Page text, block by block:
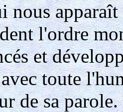
nous
l'ordre
et
toute
de sa parole.